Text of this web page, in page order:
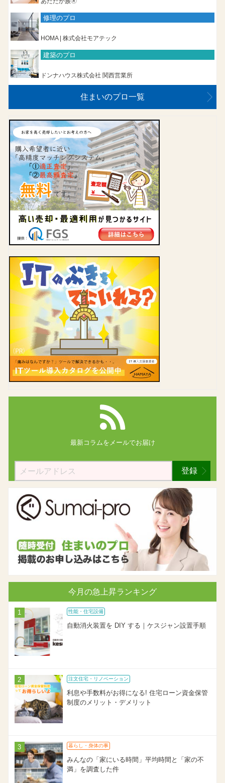
修理のプロ
HOMA | 株式会社モアテック
建築のプロ
ドンナハウス株式会社 関西営業所
住まいのプロ一覧
最新コラムを メールでお届け
登録
今月の急上昇ランキング
性能・住宅設備
自動消火装置を DIY する｜ケスジャン設置手順
注文住宅・リノベーション
利息や手数料がお得になる! 住宅ローン資金保管
制度のメリット・デメリット
暮らし・身体の事
みんなの「家にいる時間」平均時間と「家の不
満」を調査した件